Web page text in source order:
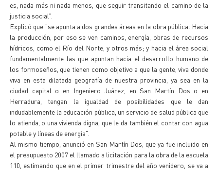
es, nada más ni nada menos, que seguir transitando el camino de la
justicia social”.
Explicó que “se apunta a dos grandes áreas en la obra pública: Hacia
la producción, por eso se ven caminos, energía, obras de recursos
hídricos, como el Río del Norte, y otros más; y hacia el área social
fundamentalmente las que apuntan hacia el desarrollo humano de
los formoseños, que tienen como objetivo a que la gente, viva donde
viva en esta dilatada geografía de nuestra provincia, ya sea en la
ciudad capital o en Ingeniero Juárez, en San Martín Dos o en
Herradura, tengan la igualdad de posibilidades que le dan
indudablemente la educación pública, un servicio de salud pública que
lo atienda, o una vivienda digna, que le da también el contar con agua
potable y líneas de energía”.
Al mismo tiempo, anunció en San Martín Dos, que ya fue incluido en
el presupuesto 2007 el llamado a licitación para la obra de la escuela
110, estimando que en el primer trimestre del año venidero, se va a